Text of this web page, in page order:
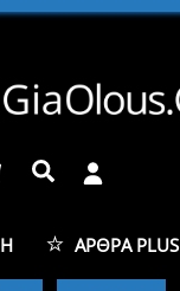
Cart Αναζήτηση
ΆΡΘΡΑ PLUS